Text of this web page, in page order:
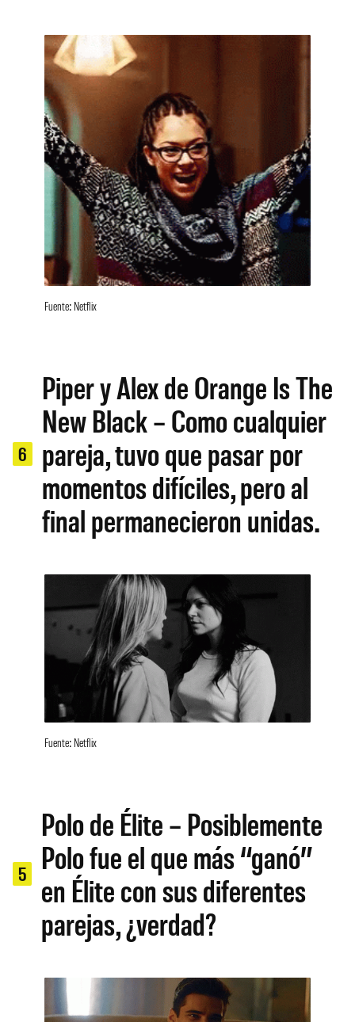
Fuente: Netflix
6
Piper y Alex de Orange Is The
New Black – Como cualquier
pareja, tuvo que pasar por
momentos difíciles, pero al
final permanecieron unidas.
Fuente: Netflix
5
Polo de Élite – Posiblemente
Polo fue el que más “ganó”
en Élite con sus diferentes
parejas, ¿verdad?